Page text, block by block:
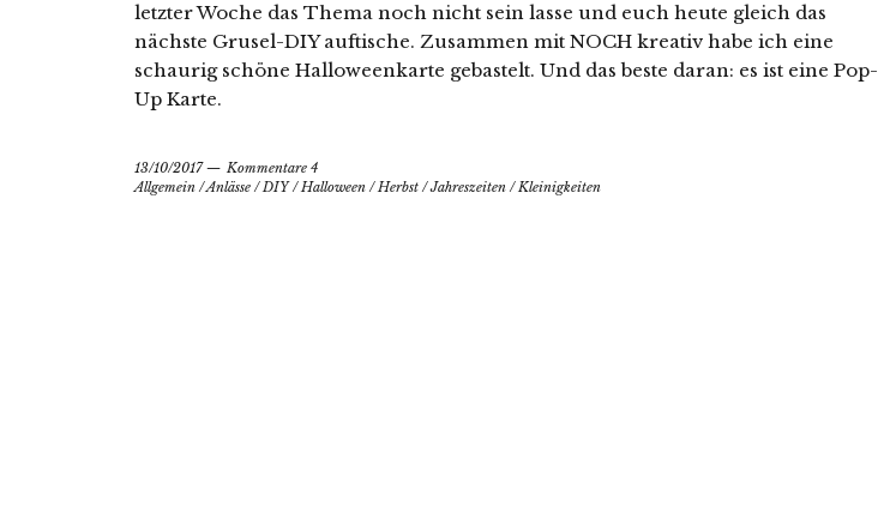
letzter Woche das Thema noch nicht sein lasse und euch heute gleich das
nächste Grusel-DIY auftische. Zusammen mit NOCH kreativ habe ich eine
schaurig schöne Halloweenkarte gebastelt. Und das beste daran: es ist eine Pop-
Up Karte.
13/10/2017
Kommentare 4
Allgemein /Anlässe /DIY/Halloween /Herbst /Jahreszeiten /Kleinigkeiten